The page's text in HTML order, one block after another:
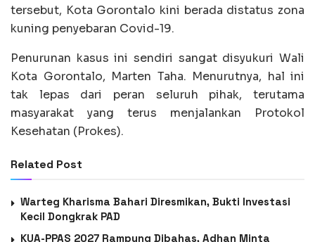
tersebut, Kota Gorontalo kini berada distatus zona
kuning penyebaran Covid-19.
Penurunan kasus ini sendiri sangat disyukuri Wali
Kota Gorontalo, Marten Taha. Menurutnya, hal ini
tak lepas dari peran seluruh pihak, terutama
masyarakat yang terus menjalankan Protokol
Kesehatan (Prokes).
Related Post
Warteg Kharisma Bahari Diresmikan, Bukti Investasi
Kecil Dongkrak PAD
KUA-PPAS 2027 Rampung Dibahas, Adhan Minta